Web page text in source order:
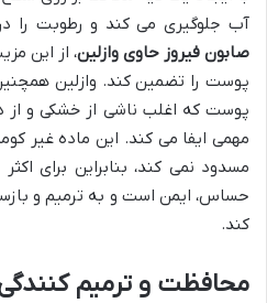
آب جلوگیری می کند و رطوبت را
صابون فیروز حاوی وازلین، از این
پوست را تضمین کند. وازلین
پوست که اغلب ناشی از خشکی و
مهمی ایفا می کند. این ماده غیر
مسدود نمی کند، بنابراین برای
حساس، ایمن است و به ترمیم و
کند.
محافظت و ترمیم